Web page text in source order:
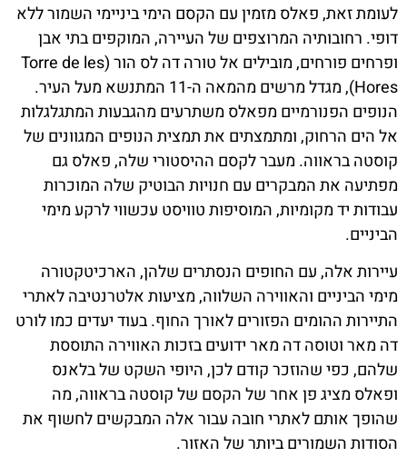
לעומת זאת, פאלס מזמין עם הקסם הימי ביניימי השמור ללא
דופי. רחובותיה המרוצפים של העיירה, המוקפים בתי אבן
ופרחים פורחים, מובילים אל טורה דה לס הור (Torre de les
Hores), מגדל מרשים מהמאה ה-11 המתנשא מעל העיר.
הנופים הפנורמיים מפאלס משתרעים מהגבעות המתגלגלות
אל הים הרחוק, ומתמצתים את תמצית הנופים המגוונים של
קוסטה בראווה. מעבר לקסם ההיסטורי שלה, פאלס גם
מפתיעה את המבקרים עם חנויות הבוטיק שלה המוכרות
עבודות יד מקומיות, המוסיפות טוויסט עכשווי לרקע מימי
הביניים.
עיירות אלה, עם החופים הנסתרים שלהן, הארכיטקטורה
מימי הביניים והאווירה השלווה, מציעות אלטרנטיבה לאתרי
התיירות ההומים הפזורים לאורך החוף. בעוד יעדים כמו לורט
דה מאר וטוסה דה מאר ידועים בזכות האווירה התוססת
שלהם, כפי שהוזכר קודם לכן, היופי השקט של בלאנס
ופאלס מציג פן אחר של הקסם של קוסטה בראווה, מה
שהופך אותם לאתרי חובה עבור אלה המבקשים לחשוף את
הסודות השמורים ביותר של האזור.